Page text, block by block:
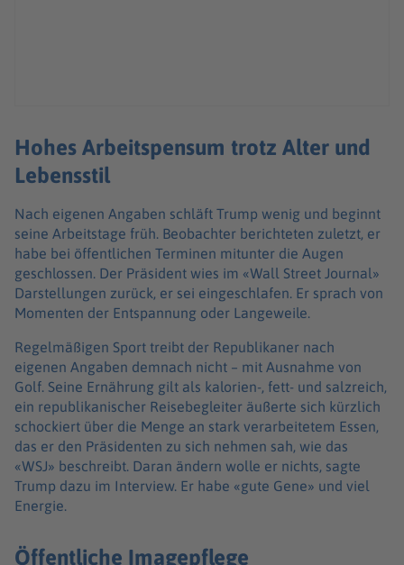
Hohes Arbeitspensum trotz Alter und
Lebensstil
Nach eigenen Angaben schläft Trump wenig und beginnt
seine Arbeitstage früh. Beobachter berichteten zuletzt, er
habe bei öffentlichen Terminen mitunter die Augen
geschlossen. Der Präsident wies im «Wall Street Journal»
Darstellungen zurück, er sei eingeschlafen. Er sprach von
Momenten der Entspannung oder Langeweile.
Regelmäßigen Sport treibt der Republikaner nach
eigenen Angaben demnach nicht – mit Ausnahme von
Golf. Seine Ernährung gilt als kalorien-, fett- und salzreich,
ein republikanischer Reisebegleiter äußerte sich kürzlich
schockiert über die Menge an stark verarbeitetem Essen,
das er den Präsidenten zu sich nehmen sah, wie das
«WSJ» beschreibt. Daran ändern wolle er nichts, sagte
Trump dazu im Interview. Er habe «gute Gene» und viel
Energie.
Öffentliche Imagepflege